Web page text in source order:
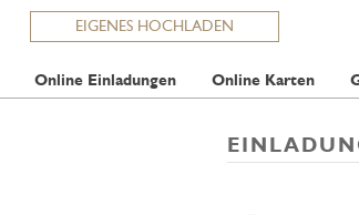
EIGENES HOCHLADEN
Online Einladungen Online Karten